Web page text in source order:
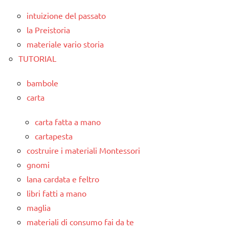
intuizione del passato
la Preistoria
materiale vario storia
TUTORIAL
bambole
carta
carta fatta a mano
cartapesta
costruire i materiali Montessori
gnomi
lana cardata e feltro
libri fatti a mano
maglia
materiali di consumo fai da te